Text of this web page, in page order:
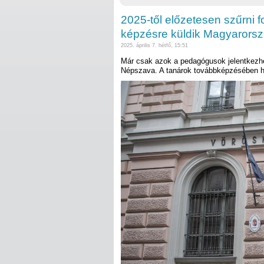
2025-től előzetesen szűrni
képzésre küldik
2025. április 7. hétfő, 15:51
Már csak azok a pedagógusok
Népszava. A tanárok továbbképzésében